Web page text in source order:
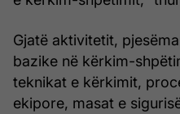
Gjatë aktivitetit,
bazike në kërkim-
teknikat e kërkimit,
ekipore, masat e